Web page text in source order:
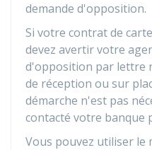
demande d'opposition.
Si votre contrat de
devez avertir votre
d'opposition par lettre
de réception ou sur
démarche n'est pas
contacté votre banque
Vous pouvez utiliser le